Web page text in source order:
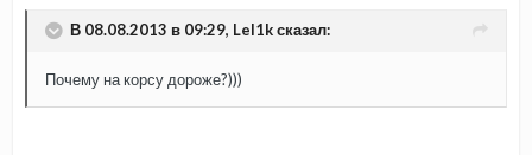
В 08.08.2013 в 09:29, Lel1k сказал:
Почему на корсу дороже?)))